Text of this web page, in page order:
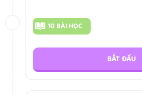
10 BÀI HỌC
BẮT ĐẦU